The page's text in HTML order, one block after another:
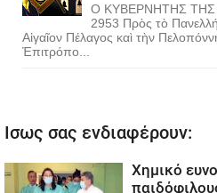
Ο ΚΥΒΕΡΝΗΤΗΣ ΤΗΣ
2953 Πρὸς τὸ
Αἰγαῖον Πέλαγος καὶ τὴν
Ἐπιτρόπο...